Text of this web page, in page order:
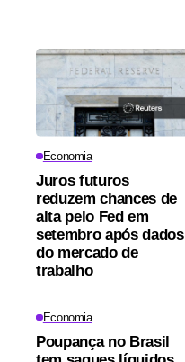
Economia
Juros futuros
reduzem chances de
alta pelo Fed em
setembro após dados
do mercado de
trabalho
Economia
Poupança no Brasil